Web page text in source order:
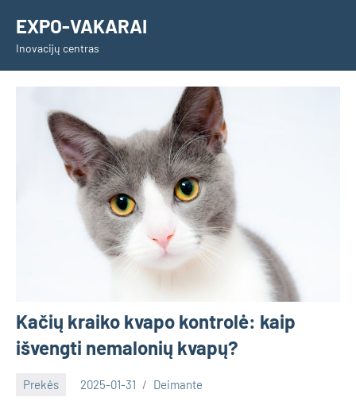
content
EXPO-VAKARAI
Inovacijų centras
Kačių kraiko kvapo kontrolė: kaip
išvengti nemalonių kvapų?
Prekės 2025-01-31 Deimante